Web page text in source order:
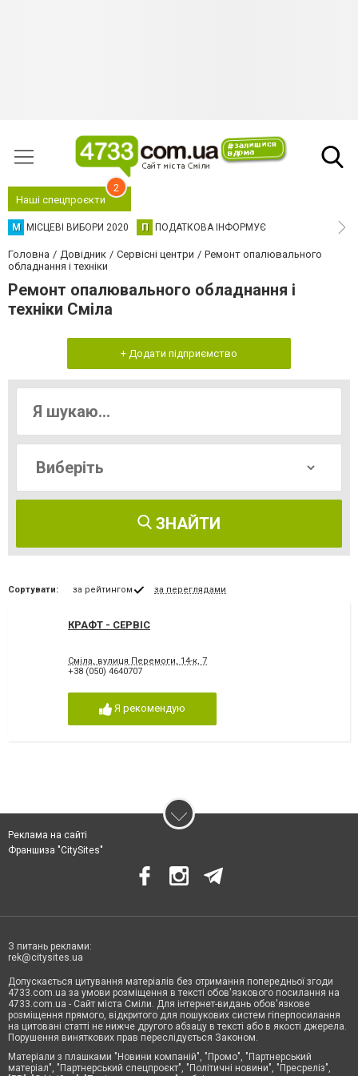
Наші спецпроєкти
2
М МІСЦЕВІ ВИБОРИ 2020 П ПОДАТКОВА ІНФОРМУЄ
Головна Довідник Сервісні центри
Ремонт опалювального
обладнання і техніки
Ремонт опалювального обладнання і
техніки Сміла
+ Додати підприємство
ЗНАЙТИ
Сортувати: за рейтингом за переглядами
КРАФТ - СЕРВІС
Сміла, вулиця Перемоги, 14-к, 7
+38 (050) 4640707
Я рекомендую
Реклама на сайті
Франшиза "CitySites"
З питань реклами:
rek@citysites.ua
Допускається цитування матеріалів без отримання попередньої згоди
4733.com.ua за умови розміщення в тексті обов'язкового посилання на
4733.com.ua - Сайт міста Сміли. Для інтернет-видань обов'язкове
розміщення прямого, відкритого для пошукових систем гіперпосилання
на цитовані статті не нижче другого абзацу в тексті або в якості джерела.
Порушення виняткових прав переслідується Законом.
Матеріали з плашками "Новини компаній", "Промо", "Партнерський
матеріал", "Партнерський спецпроєкт", "Політичні новини", "Пресреліз",